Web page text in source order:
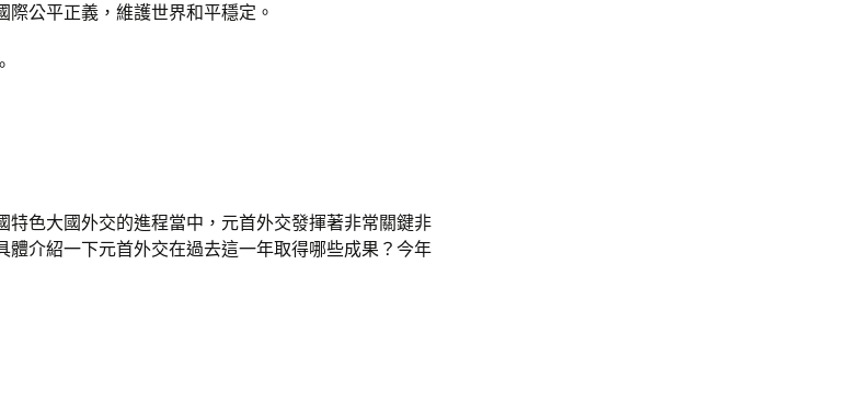
際公平正義，維護世界和平穩定。
特色大國外交的進程當中，元首外交發揮著非常關鍵非
體介紹一下元首外交在過去這一年取得哪些成果？今年